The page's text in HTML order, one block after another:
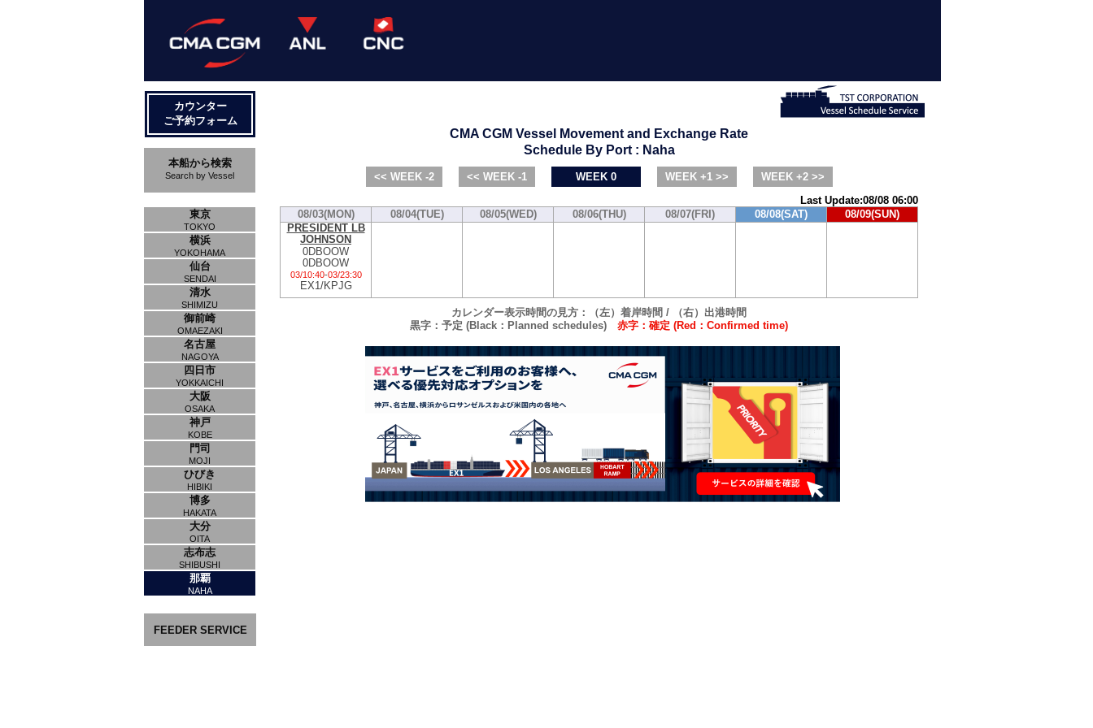
カウンター
ご予約フォーム
本船から検索
Search by Vessel
東京
TOKYO
横浜
YOKOHAMA
仙台
SENDAI
清水
SHIMIZU
御前崎
OMAEZAKI
名古屋
NAGOYA
四日市
YOKKAICHI
大阪
OSAKA
神戸
KOBE
門司
MOJI
ひびき
HIBIKI
博多
HAKATA
大分
OITA
志布志
SHIBUSHI
那覇
NAHA
FEEDER SERVICE
CMA CGM Vessel Movement and Exchange Rate
Schedule By Port : Naha
<< WEEK -2 << WEEK -1 WEEK 0 WEEK +1 >>
WEEK +2 >>
Last Update:08/08 06:00
08/03(MON)
08/04(TUE) 08/05(WED) 08/06(THU) 08/07(FRI) 08/08(SAT)
08/09(SUN)
PRESIDENT LB
JOHNSON
0DBOOW
0DBOOW
03/10:40-03/23:30
EX1/KPJG
カレンダー表示時間の見方：（左）着岸時間 / （右）出港時間
黒字：予定 (Black：Planned schedules) 赤字：確定 (Red：Confirmed time)